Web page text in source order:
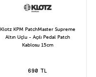
Klotz KPM PatchMaster Supreme
Altın Uçlu - Açılı Pedal Patch
Kablosu 15cm
690 TL